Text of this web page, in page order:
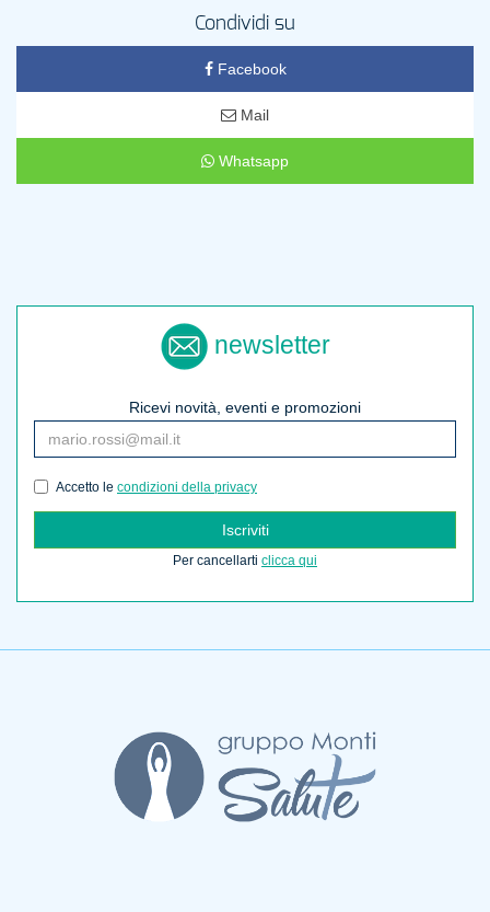
Condividi su
Facebook
Mail
Whatsapp
newsletter
Ricevi novità, eventi e promozioni
Accetto le condizioni della privacy
Iscriviti
Per cancellarti clicca qui